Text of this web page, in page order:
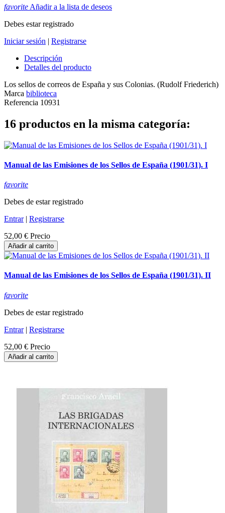
favorite Añadir a la lista de deseos
Debes estar registrado
Iniciar sesión | Registrarse
Descripción
Detalles del producto
Los sellos de correos de España y sus Colonias. (Rudolf Friederich)
Marca biblioteca
Referencia 10931
16 productos en la misma categoría:
Manual de las Emisiones de los Sellos de España (1901/31). I
favorite
Debes de estar registrado
Entrar| Registrarse
52,00 € Precio
Añadir al carrito
Manual de las Emisiones de los Sellos de España (1901/31). II
favorite
Debes de estar registrado
Entrar| Registrarse
52,00 € Precio
Añadir al carrito